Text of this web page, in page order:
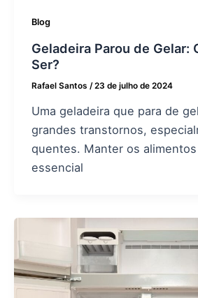
Blog
Geladeira Parou de Gelar:
Ser?
Rafael Santos /23 de julho de 2024
Uma geladeira que para de
grandes transtornos,
quentes. Manter os
essencial